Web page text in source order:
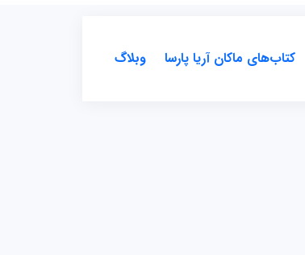
کتاب‌های ماکان آریا پارسا وبلاگ